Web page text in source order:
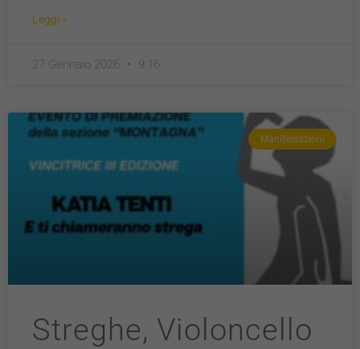
Leggi »
27 Gennaio 2026 9:16
Manifestazioni
Streghe, Violoncello